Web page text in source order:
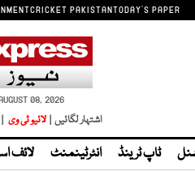
CRICKET PAKISTANTODAY'S PAPER
08, 2026
اشتہار لگائیں | لائیو ٹی وی |
ٹاپ ٹرینڈ انٹرٹینمنٹ لائف